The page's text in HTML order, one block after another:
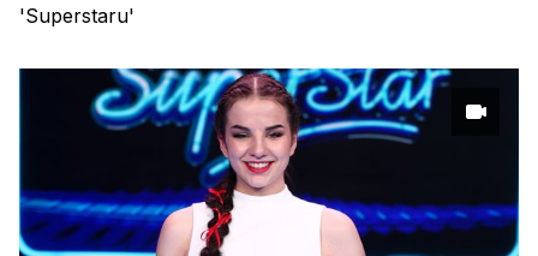
'Superstaru'